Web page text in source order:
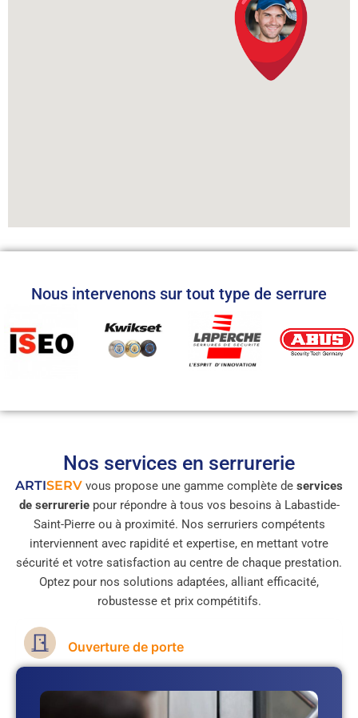
Nous intervenons sur tout type de serrure
Nos services en serrurerie
ARTISERV vous propose une gamme complète de services
de serrureriepour répondre à tous vos besoins à Labastide-
Saint-Pierre ou à proximité. Nos serruriers compétents
interviennent avec rapidité et expertise, en mettant votre
sécurité et votre satisfaction au centre de chaque prestation.
Optez pour nos solutions adaptées, alliant efficacité,
robustesse et prix compétitifs.
Ouverture de porte